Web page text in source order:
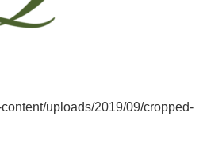
uploads/2019/09/cropped-